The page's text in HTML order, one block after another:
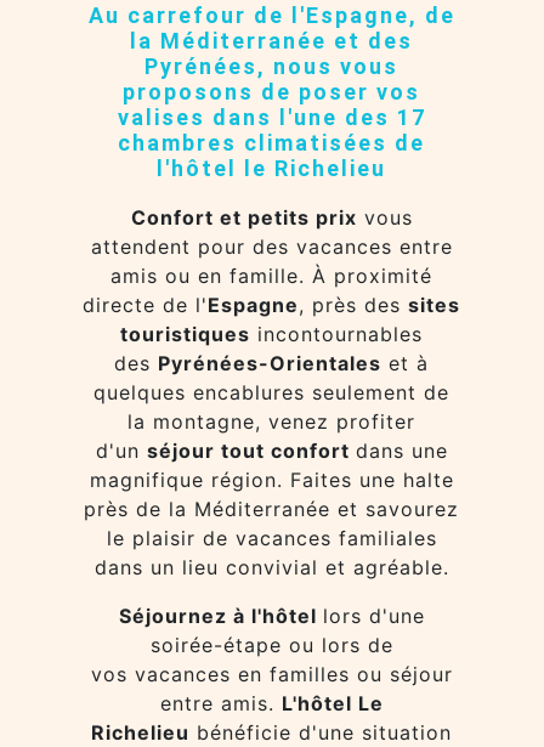
Au carrefour de l'Espagne, de
la Méditerranée et des
Pyrénées, nous vous
proposons de poser vos
valises dans l'une des 17
chambres climatisées de
l'hôtel le Richelieu
Confort et petits prix vous
attendent pour des vacances entre
amis ou en famille. À proximité
directe de l'Espagne, près dessites
touristiques incontournables
des Pyrénées-Orientales et à
quelques encablures seulement de
la montagne, venez profiter
d'un séjour tout confort dans une
magnifique région. Faites une halte
près de la Méditerranée et savourez
le plaisir de vacances familiales
dans un lieu convivial et agréable.
Séjournez à l'hôtel lors d'une
soirée-étape ou lors de
vos vacances en familles ou séjour
entre amis. L'hôtel Le
Richelieu bénéficie d'une situation